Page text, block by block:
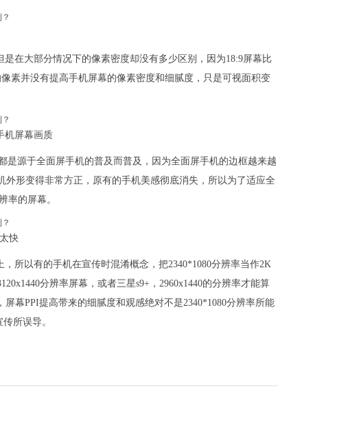
在大部分情况下的像素密度却没有多少区别，因为18:9屏幕比
素并没有提高手机屏幕的像素密度和细腻度，只是可视面积变
机屏幕画质
是源于全面屏手机的普及而普及，因为全面屏手机的边框越来越
外形变得非常方正，原有的手机美感彻底消失，所以为了适应全
率的屏幕。
快
，所以有的手机在宣传时混淆概念，把2340*1080分辨率当作2K
分辨率屏幕，或者三星s9+，2960x1440的分辨率才能算
幕PPI提高带来的细腻度和观感绝对不是2340*1080分辨率所能
所误导。